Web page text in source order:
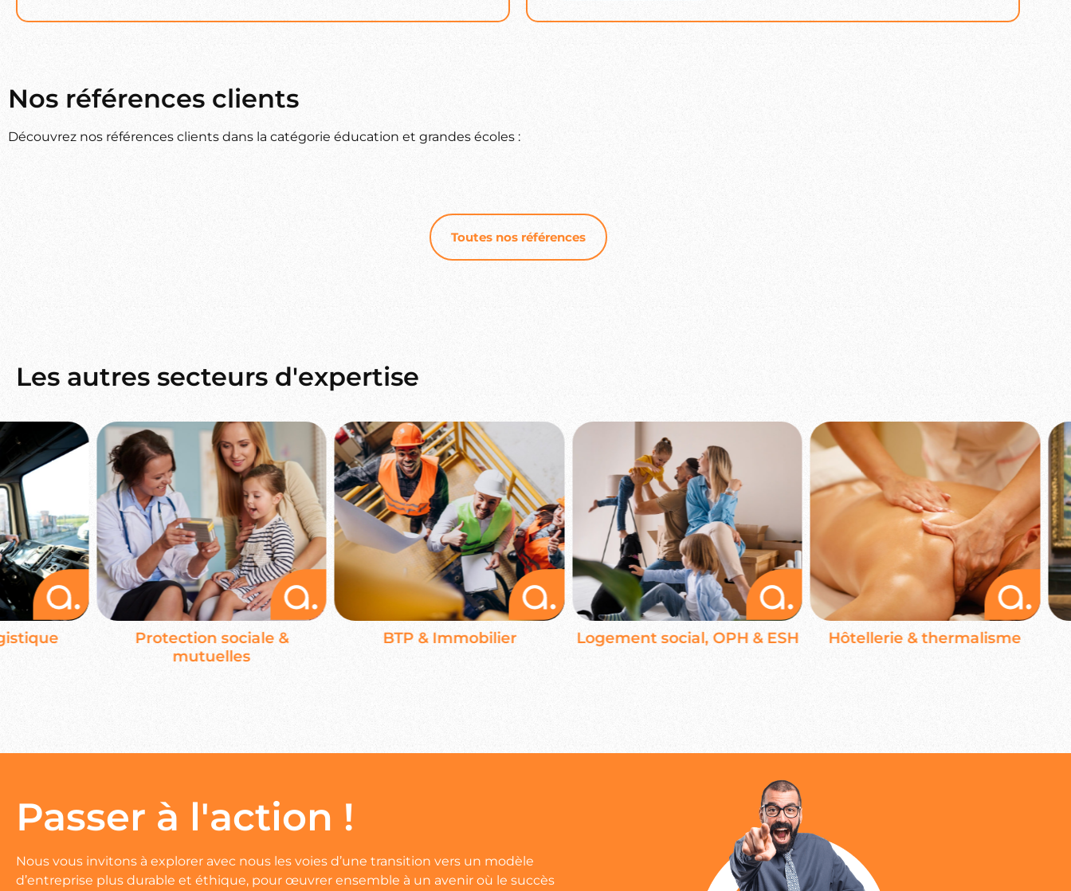
Nos références clients
Découvrez nos références clients dans la catégorie éducation et grandes écoles :
Toutes nos références
Les autres secteurs d'expertise
Protection sociale &
mutuelles
BTP & Immobilier Logement social, OPH & ESH Hôtellerie & thermalisme
Passer à l'action !
Nous vous invitons à explorer avec nous les voies d’une transition vers un modèle
d’entreprise plus durable et éthique, pour œuvrer ensemble à un avenir où le succès